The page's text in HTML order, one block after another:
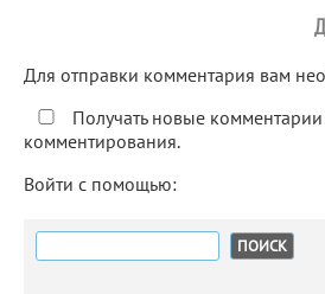
Для отправки комментария вам
Получать новые
комментирования.
Войти с помощью:
Найти: